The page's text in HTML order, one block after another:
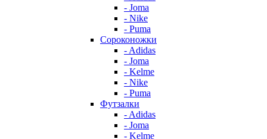
- Joma
- Nike
- Puma
Сороконожки
- Adidas
- Joma
- Kelme
- Nike
- Puma
Футзалки
- Adidas
- Joma
- Kelme